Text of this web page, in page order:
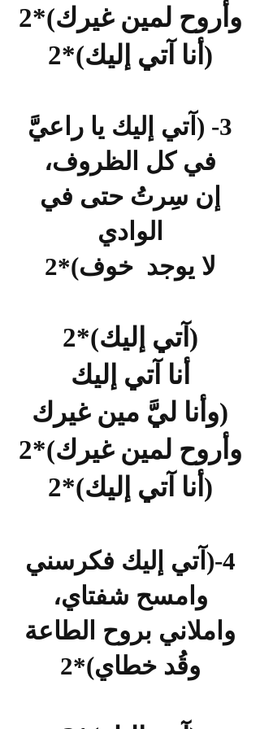
وأروح لمين غيرك)*2
(أنا آتي إليك)*2
3- (آتي إليك يا راعيَّ
في كل الظروف،
إن سِرتُ حتى في
الوادي
لا يوجد خوف)*2
(آتي إليك)*2
أنا آتي إليك
(وأنا ليَّ مين غيرك
وأروح لمين غيرك)*2
(أنا آتي إليك)*2
4-(آتي إليك فكرسني
وامسح شفتاي،
واملاني بروح الطاعة
وقُد خطاي)*2